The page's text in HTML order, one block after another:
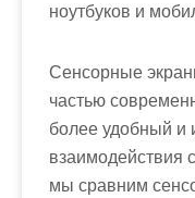
ноутбуков и
Сенсорные
частью
более удобный и
взаимодействия
мы сравним